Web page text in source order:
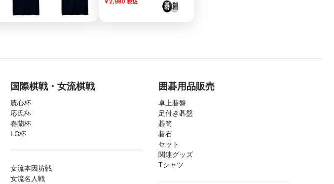
国際棋戦・女流棋戦
農心杯
応氏杯
春蘭杯
LG杯
女流本因坊戦
女流名人戦
囲碁用品販売
卓上碁盤
足付き碁盤
碁笥
碁石
セット
関連グッズ
Tシャツ